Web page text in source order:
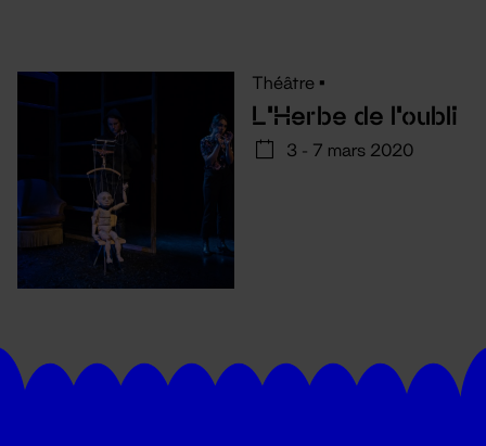
Théâtre •
L'Herbe de l'oubli
3 - 7 mars 2020